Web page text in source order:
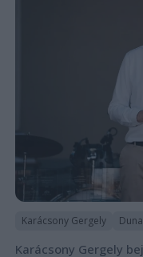
Karácsony Gergely Duna
Karácsony Gergely